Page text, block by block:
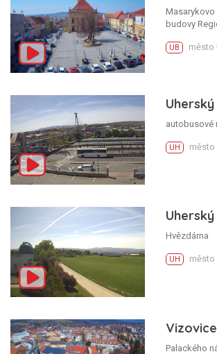
budovy
UB město
autobusové
UH město
Hvězdárna
UH město
Vizovice
Palackého